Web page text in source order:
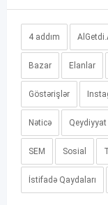
4 addım
Bazar Elanlar
Göstərişlər
Nəticə Qeydiyyat
SEM Sosial
İstifadə Qaydaları